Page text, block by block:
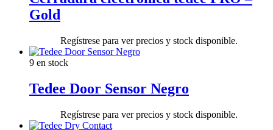
Gold
Regístrese para ver precios y stock disponible.
9 en stock
Tedee Door Sensor Negro
Regístrese para ver precios y stock disponible.